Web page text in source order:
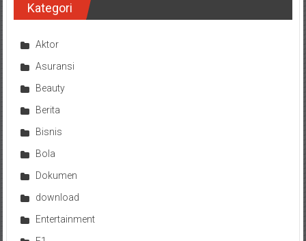
Kategori
Aktor
Asuransi
Beauty
Berita
Bisnis
Bola
Dokumen
download
Entertainment